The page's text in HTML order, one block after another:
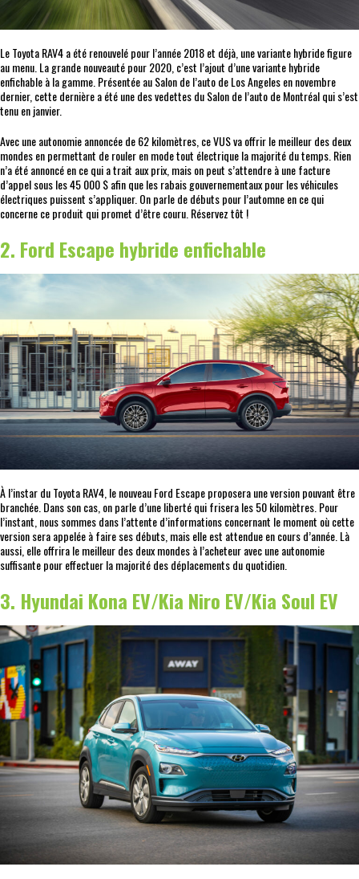
Le Toyota RAV4 a été renouvelé pour l’année 2018 et déjà, une variante hybride figure
au menu. La grande nouveauté pour 2020, c’est l’ajout d’une variante hybride
enfichable à la gamme. Présentée au Salon de l’auto de Los Angeles en novembre
dernier, cette dernière a été une des vedettes du Salon de l’auto de Montréal qui s’est
tenu en janvier.
Avec une autonomie annoncée de 62 kilomètres, ce VUS va offrir le meilleur des deux
mondes en permettant de rouler en mode tout électrique la majorité du temps. Rien
n’a été annoncé en ce qui a trait aux prix, mais on peut s’attendre à une facture
d’appel sous les 45 000 $ afin que les rabais gouvernementaux pour les véhicules
électriques puissent s’appliquer. On parle de débuts pour l’automne en ce qui
concerne ce produit qui promet d’être couru. Réservez tôt !
2. Ford Escape hybride enfichable
À l’instar du Toyota RAV4, le nouveau Ford Escape proposera une version pouvant être
branchée. Dans son cas, on parle d’une liberté qui frisera les 50 kilomètres. Pour
l’instant, nous sommes dans l’attente d’informations concernant le moment où cette
version sera appelée à faire ses débuts, mais elle est attendue en cours d’année. Là
aussi, elle offrira le meilleur des deux mondes à l’acheteur avec une autonomie
suffisante pour effectuer la majorité des déplacements du quotidien.
3. Hyundai Kona EV/Kia Niro EV/Kia Soul EV